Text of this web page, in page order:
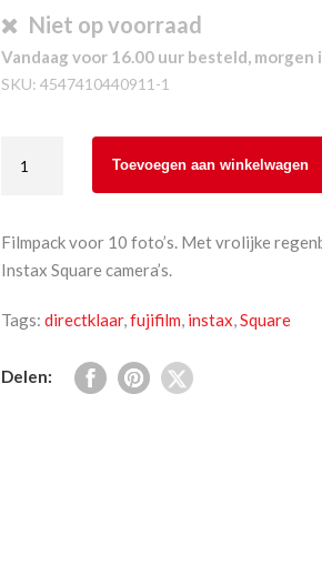
Niet op voorraad
Vandaag voor 16.00 uur besteld, morgen
SKU:4547410440911-1
Instax
Rainbow
10
aantal
Toevoegen aan winkelwagen
Filmpack voor 10 foto’s. Met vrolijke
Instax Square camera’s.
Tags:directklaar,fujifilm, instax,Square
Delen: